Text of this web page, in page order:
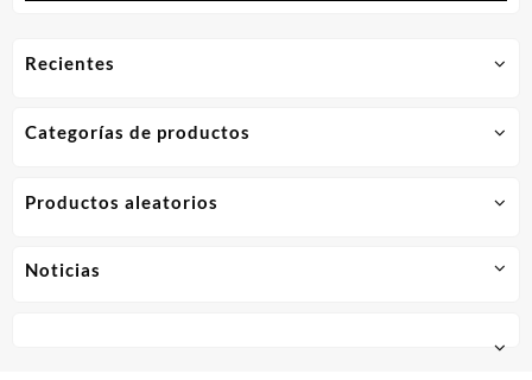
Recientes
Categorías de productos
Productos aleatorios
Noticias